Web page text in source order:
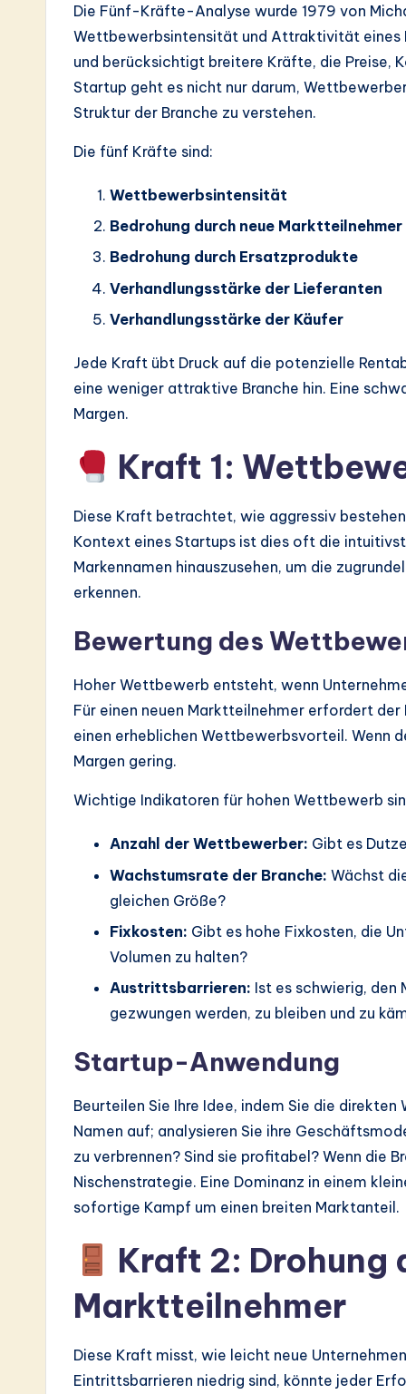
Die Fünf-Kräfte-Analyse wurde 1979 von
Wettbewerbsintensität und Attraktivität eines
und berücksichtigt breitere Kräfte, die Preise,
Startup geht es nicht nur darum,
Struktur der Branche zu verstehen.
Die fünf Kräfte sind:
Wettbewerbsintensität
Bedrohung durch neue Marktteilnehmer
Bedrohung durch Ersatzprodukte
Verhandlungsstärke der Lieferanten
Verhandlungsstärke der Käufer
Jede Kraft übt Druck auf die potenzielle
eine weniger attraktive Branche hin. Eine
Margen.
Kraft 1:
Diese Kraft betrachtet, wie aggressiv
Kontext eines Startups ist dies oft die
Markennamen hinauszusehen, um die
erkennen.
Bewertung des
Hoher Wettbewerb entsteht, wenn
Für einen neuen Marktteilnehmer erfordert
einen erheblichen Wettbewerbsvorteil. Wenn
Margen gering.
Wichtige Indikatoren für hohen Wettbewerb
Anzahl der Wettbewerber: Gibt es
Wachstumsrate der Branche: Wächst
gleichen Größe?
Fixkosten: Gibt es hohe Fixkosten, die
Volumen zu halten?
Austrittsbarrieren: Ist es schwierig, den
gezwungen werden, zu bleiben und zu
Startup-Anwendung
Beurteilen Sie Ihre Idee, indem Sie die
Namen auf; analysieren Sie ihre
zu verbrennen? Sind sie profitabel? Wenn die
Nischenstrategie. Eine Dominanz in einem
sofortige Kampf um einen breiten Marktanteil.
Kraft 2: Drohung
Marktteilnehmer
Diese Kraft misst, wie leicht neue
Eintrittsbarrieren niedrig sind, könnte jeder